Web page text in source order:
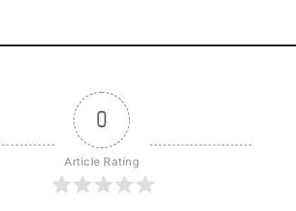
0
Article Rating